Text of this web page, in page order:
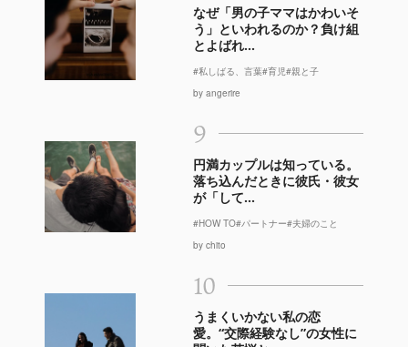
なぜ「男の子ママはかわいそ
う」といわれるのか？負け組
とよばれ...
#私しばる、言葉#育児#親と子
by angerire
9
円満カップルは知っている。
落ち込んだときに彼氏・彼女
が「して...
#HOW TO#パートナー#夫婦のこと
by chito
10
うまくいかない私の恋
愛。“交際経験なし”の女性に